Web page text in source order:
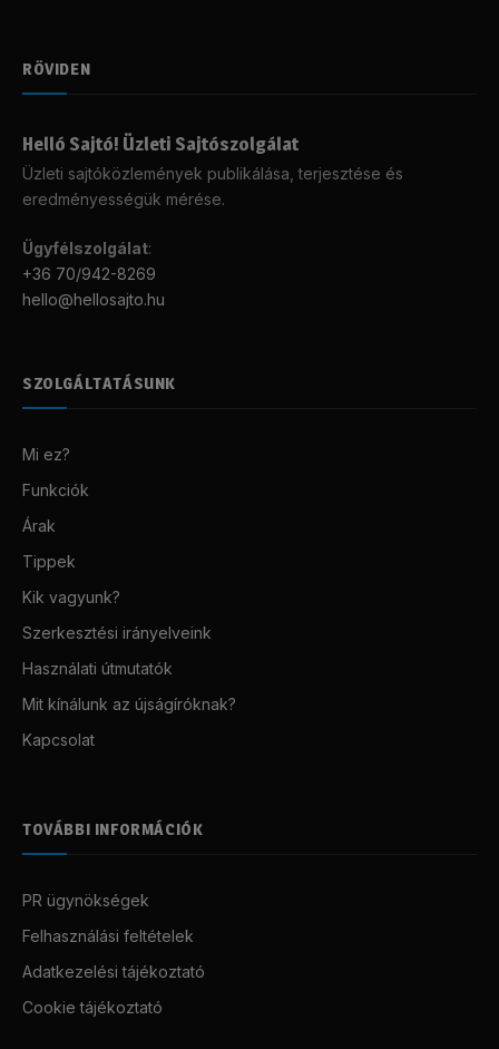
RÖVIDEN
Helló Sajtó! Üzleti Sajtószolgálat
Üzleti sajtóközlemények publikálása, terjesztése és
eredményességük mérése.
Ügyfélszolgálat:
+36 70/942-8269
hello@hellosajto.hu
SZOLGÁLTATÁSUNK
Mi ez?
Funkciók
Árak
Tippek
Kik vagyunk?
Szerkesztési irányelveink
Használati útmutatók
Mit kínálunk az újságíróknak?
Kapcsolat
TOVÁBBI INFORMÁCIÓK
PR ügynökségek
Felhasználási feltételek
Adatkezelési tájékoztató
Cookie tájékoztató